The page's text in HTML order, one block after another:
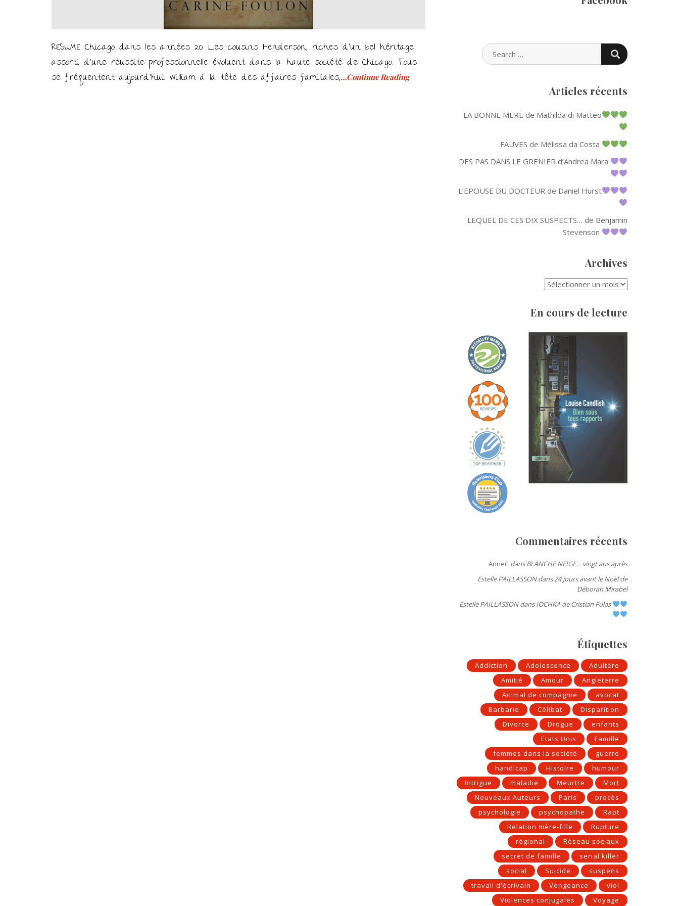
RESUME Chicago dans les années 20. Les cousins Henderson, riches d’un bel héritage
assorti d’une réussite professionnelle évoluent dans la haute société de Chicago. Tous
se fréquentent aujourd’hui. William à la tête des affaires familiales,…Continue Reading
SEARCH
FOR:
SEARCH
Articles récents
LA BONNE MERE de Mathilda di Matteo
FAUVES de Mélissa da Costa
DES PAS DANS LE GRENIER d’Andrea Mara
L’EPOUSE DU DOCTEUR de Daniel Hurst
LEQUEL DE CES DIX SUSPECTS… de Benjamin
Stevenson
Archives
En cours de lecture
Commentaires récents
AnneC dansBLANCHE NEIGE… vingt ans après
Estelle PAILLASSONdans24 jours avant le Noël de
Déborah Mirabel
Estelle PAILLASSONdansIOCHKA de Cristian Fulas
Étiquettes
Addiction Adolescence
Adultère
Amitié
Amour
Angleterre
Animal de compagnie
avocat
Barbarie
Célibat
Disparition
Divorce
Drogue
enfants
Etats Unis
Famille
femmes dans la société
guerre
handicap
Histoire
humour
Intrigue
maladie Meurtre
Mort
Nouveaux Auteurs
Paris
procès
psychologie
psychopathe
Rapt
Relation mère-fille
Rupture
régional
Réseau sociaux
secret de famille
serial killer
social
Suicide
suspens
travail d'écrivain
Vengeance
viol
Violences conjugales
Voyage